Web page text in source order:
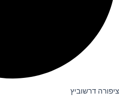
ציפורה דרשוביץ